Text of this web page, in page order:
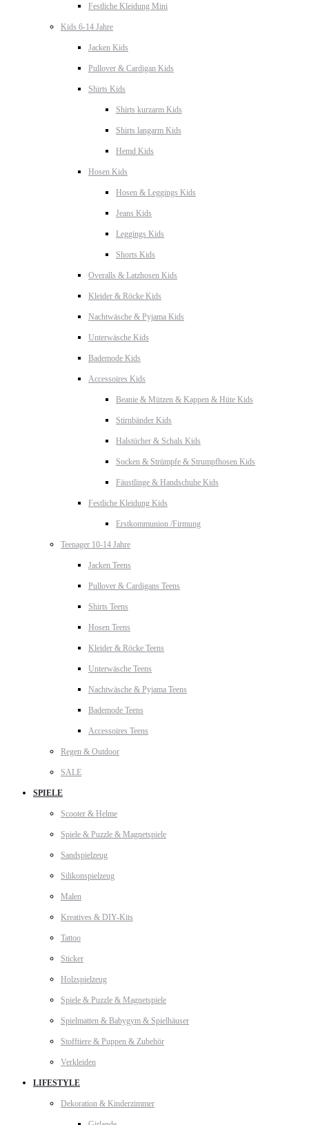
Festliche Kleidung Mini
Kids 6-14 Jahre
Jacken Kids
Pullover & Cardigan Kids
Shirts Kids
Shirts kurzarm Kids
Shirts langarm Kids
Hemd Kids
Hosen Kids
Hosen & Leggings Kids
Jeans Kids
Leggings Kids
Shorts Kids
Overalls & Latzhosen Kids
Kleider & Röcke Kids
Nachtwäsche & Pyjama Kids
Unterwäsche Kids
Bademode Kids
Accessoires Kids
Beanie & Mützen & Kappen & Hüte Kids
Stirnbänder Kids
Halstücher & Schals Kids
Socken & Strümpfe & Strumpfhosen Kids
Fäustlinge & Handschuhe Kids
Festliche Kleidung Kids
Erstkommunion /Firmung
Teenager 10-14 Jahre
Jacken Teens
Pullover & Cardigans Teens
Shirts Teens
Hosen Teens
Kleider & Röcke Teens
Unterwäsche Teens
Nachtwäsche & Pyjama Teens
Bademode Teens
Accessoires Teens
Regen & Outdoor
SALE
SPIELE
Scooter & Helme
Spiele & Puzzle & Magnetspiele
Sandspielzeug
Silikonspielzeug
Malen
Kreatives & DIY-Kits
Tattoo
Sticker
Holzspielzeug
Spiele & Puzzle & Magnetspiele
Spielmatten & Babygym & Spielhäuser
Stofftiere & Puppen & Zubehör
Verkleiden
LIFESTYLE
Dekoration & Kinderzimmer